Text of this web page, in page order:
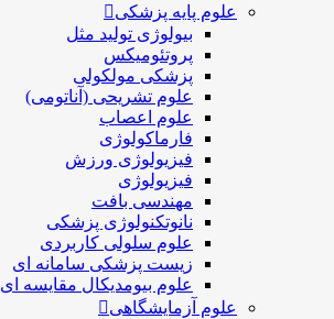
علوم پایه پزشکی
بیولوژی تولید مثل
پروتئومیکس
پزشکی مولکولی
علوم تشریحی (آناتومی)
علوم اعصاب
فارماکولوژی
فیزیولوژی ورزش
فیزیولوژی
مهندسی بافت
نانوتکنولوژی پزشکی
علوم سلولی کاربردی
زیست پزشکی سامانه ای
علوم بیومدیکال مقایسه ای
علوم آزمایشگاهی